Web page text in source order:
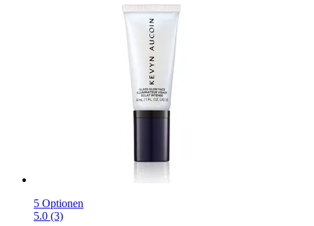
5 Optionen
5.0 (3)